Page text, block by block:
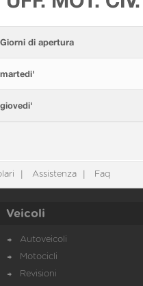
Giorni di apertura
martedi'
giovedi'
Assistenza Faq
Veicoli
Autoveicoli
Motocicli
Revisioni